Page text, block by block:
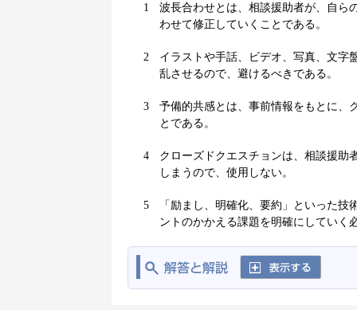
1
波長合わせとは、相談援助者が、自ら
わせて修正していくことである。
2
イラストや手話、ビデオ、写真、文字
乱させるので、避けるべきである。
3
予備的共感とは、事前情報をもとに、
とである。
4
クローズドクエスチョンは、相談援助
しまうので、使用しない。
5
「励まし、明確化、要約」といった
ントのかかえる課題を明確にしていく